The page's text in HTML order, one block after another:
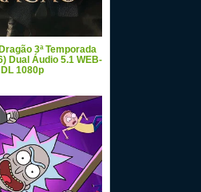
3ª Temporada
Dual Áudio 5.1 WEB-
DL 1080p